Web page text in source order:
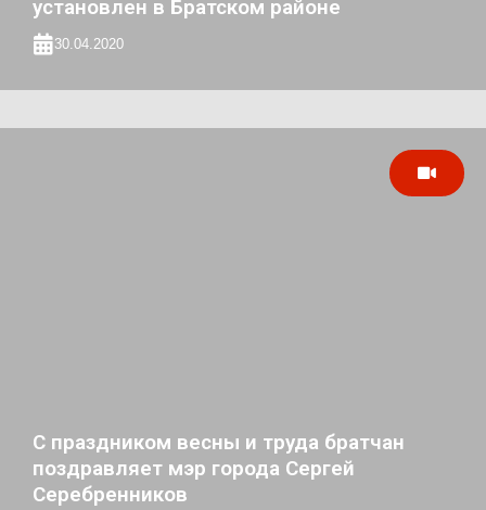
установлен в Братском районе
30.04.2020
С праздником весны и труда братчан
поздравляет мэр города Сергей
Серебренников